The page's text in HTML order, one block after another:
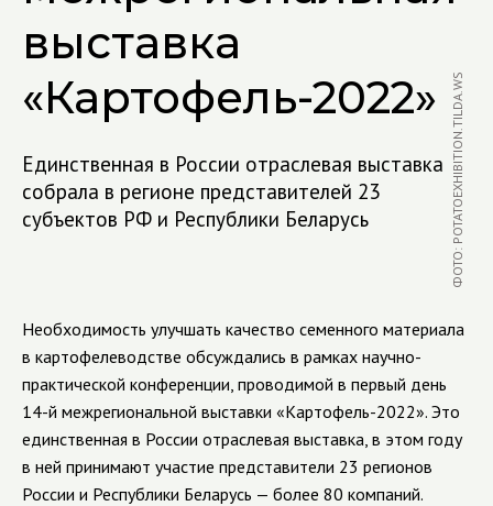
выставка
«Картофель-2022»
Единственная в России отраслевая выставка
собрала в регионе представителей 23
субъектов РФ и Республики Беларусь
ФОТО: POTATOEXHIBITION.TILDA.WS
Необходимость улучшать качество семенного материала
в картофелеводстве обсуждались в рамках научно-
практической конференции, проводимой в первый день
14-й межрегиональной выставки «Картофель-2022». Это
единственная в России отраслевая выставка, в этом году
в ней принимают участие представители 23 регионов
России и Республики Беларусь — более 80 компаний.